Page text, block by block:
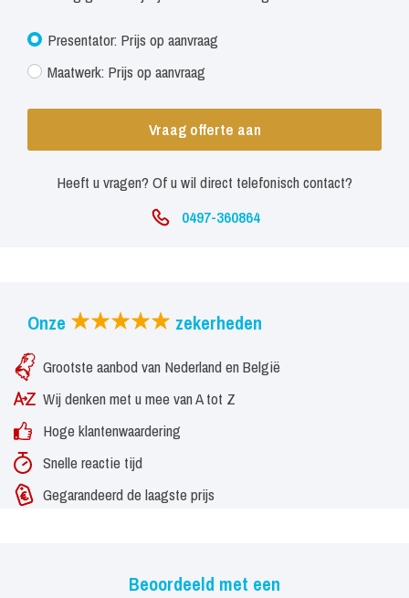
JayJay is ook al twee seizoenen te zien op RTL Basecamp en
Winter door IJsland om kennis te maken met extreme sporten en
haar beoefenaars. Ook zal JayJay dit seizoen Dennis van der
Geest vervangen en op RTL 7 Sterkste man van Nederland
Presentator: Prijs op aanvraag
Maatwerk: Prijs op aanvraag
Vraag offerte aan
Heeft u vragen? Of u wil direct telefonisch contact?
0497-360864
Onze zekerheden
Grootste aanbod van Nederland en België
Wij denken met u mee van A tot Z
Hoge klantenwaardering
Snelle reactie tijd
Gegarandeerd de laagste prijs
Beoordeeld met een